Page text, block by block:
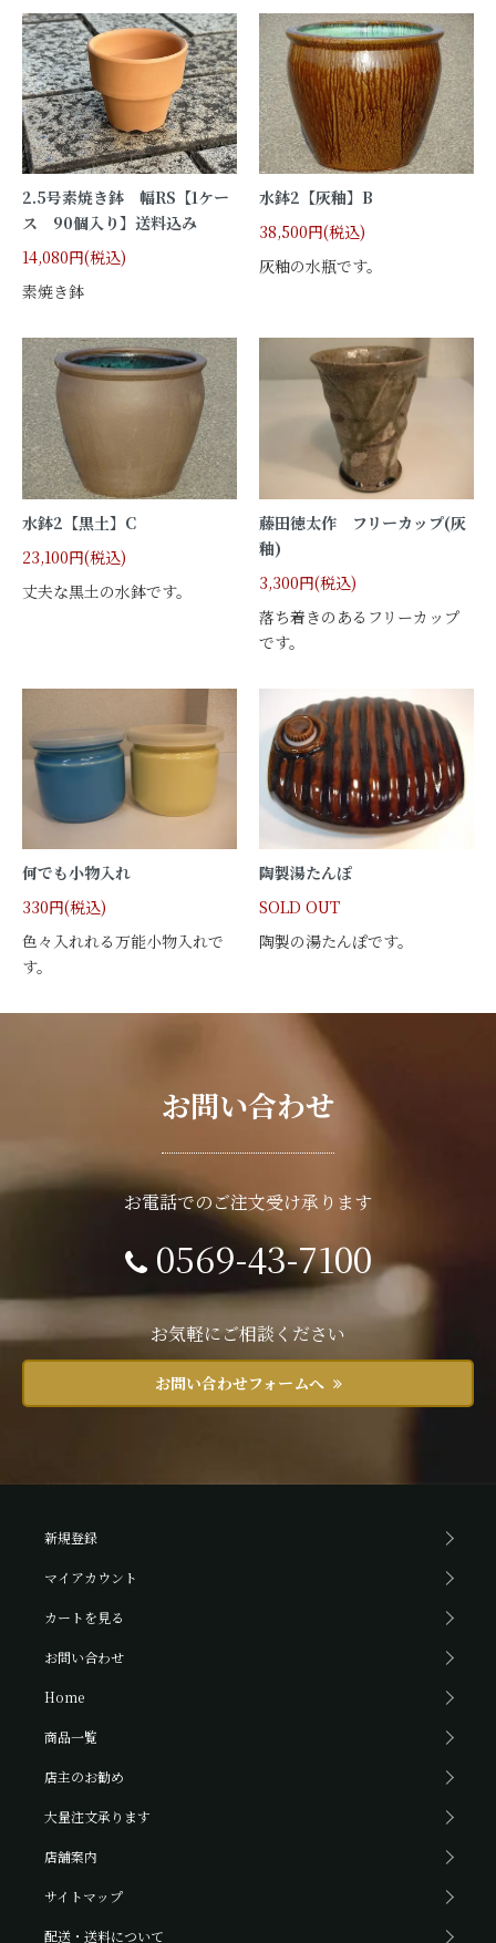
2.5号素焼き鉢 幅RS【1ケー
ス 90個入り】送料込み
14,080円(税込)
素焼き鉢
水鉢2【灰釉】B
38,500円(税込)
灰釉の水瓶です。
水鉢2【黒土】C
23,100円(税込)
丈夫な黒土の水鉢です。
藤田徳太作 フリーカップ(灰
釉)
3,300円(税込)
落ち着きのあるフリーカップ
です。
何でも小物入れ
330円(税込)
色々入れれる万能小物入れで
す。
陶製湯たんぽ
SOLD OUT
陶製の湯たんぽです。
お問い合わせ
お電話でのご注文受け承ります
0569-43-7100
お気軽にご相談ください
お問い合わせフォームへ
新規登録
マイアカウント
カートを見る
お問い合わせ
Home
商品一覧
店主のお勧め
大量注文承ります
店舗案内
サイトマップ
配送・送料について